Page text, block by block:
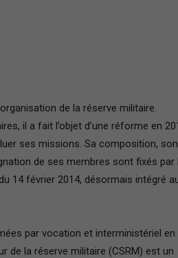
Région
de la réserve militaire.
il a fait l’objet d’une réforme en
ses missions. Sa composition, son
de ses membres sont fixés par
14 février 2014, désormais intégré
par vocation et interministériel en
de la réserve militaire (CSRM) est un